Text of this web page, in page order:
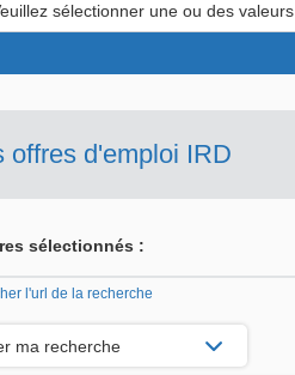
sélectionner une ou des valeurs
offres d'emploi IRD
sélectionnés :
l'url de la recherche
ma recherche